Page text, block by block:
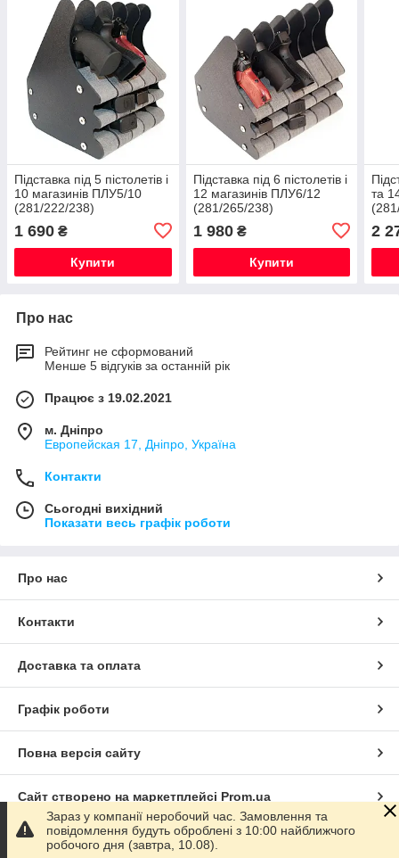
Підставка під 5 пістолетів і
10 магазинів ПЛУ5/10
(281/222/238)
1 690 ₴
Купити
Підставка під 6 пістолетів і
12 магазинів ПЛУ6/12
(281/265/238)
1 980₴
Купити
та
2
Про нас
Рейтинг не сформований
Менше 5 відгуків за останній рік
Працює з 19.02.2021
м. Дніпро
Европейская 17, Дніпро, Україна
Контакти
Сьогодні вихідний
Показати весь графік роботи
Про нас
Контакти
Доставка та оплата
Графік роботи
Повна версія сайту
Сайт створено на маркетплейсі Prom.ua
Політика конфіденційності
Зараз у компанії неробочий час. Замовлення та
повідомлення будуть оброблені з 10:00 найближчого
робочого дня (завтра, 10.08).